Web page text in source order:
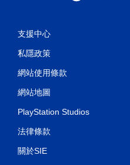
支援中心
私隱政策
網站使用條款
網站地圖
PlayStation Studios
法律條款
關於SIE